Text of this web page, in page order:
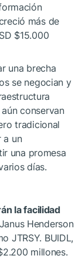
más de
$15.000
una brecha
se negocian y
conservan
tradicional
a un
una promesa
días.
la facilidad
Henderson
JTRSY. BUIDL,
millones.